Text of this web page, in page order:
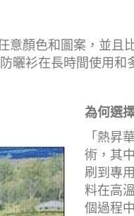
意顏色和圖案，並且
曬衫在長時間使用和
為何選
「熱昇
術，其
刷到專
料在高
個過程